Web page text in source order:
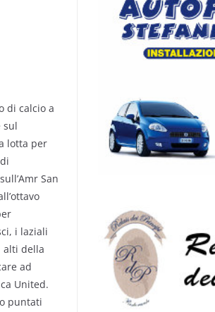
di calcio a
sul
lotta per
San
i laziali
alti della
ad
United.
puntati